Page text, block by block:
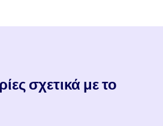
σχετικά με το